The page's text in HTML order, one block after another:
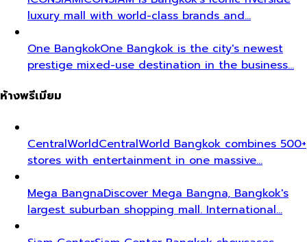
luxury mall with world-class brands and…
One BangkokOne Bangkok is the city's newest
prestige mixed-use destination in the business…
ห้างพรีเมียม
CentralWorldCentralWorld Bangkok combines 500+
stores with entertainment in one massive…
Mega BangnaDiscover Mega Bangna, Bangkok's
largest suburban shopping mall. International…